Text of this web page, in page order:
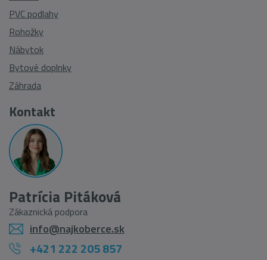
PVC podlahy
Rohožky
Nábytok
Bytové doplnky
Záhrada
Kontakt
Patrícia Pitáková
Zákaznická podpora
info@najkoberce.sk
+421 222 205 857